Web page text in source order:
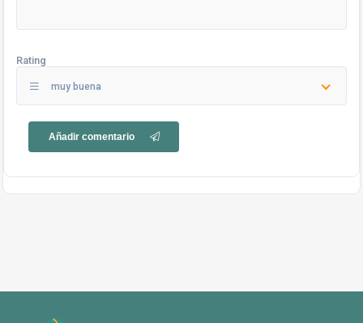
Rating
muy buena
Añadir comentario